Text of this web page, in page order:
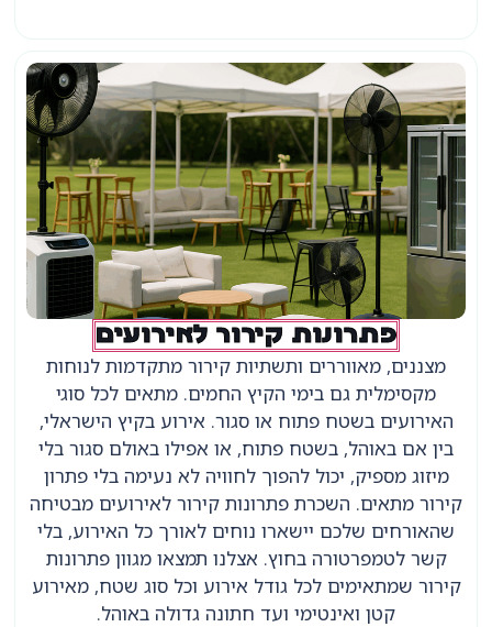
פתרונות קירור לאירועים
מצננים, מאווררים ותשתיות קירור מתקדמות לנוחות
מקסימלית גם בימי הקיץ החמים. מתאים לכל סוגי
האירועים בשטח פתוח או סגור. אירוע בקיץ הישראלי,
בין אם באוהל, בשטח פתוח, או אפילו באולם סגור בלי
מיזוג מספיק, יכול להפוך לחוויה לא נעימה בלי פתרון
קירור מתאים. השכרת פתרונות קירור לאירועים מבטיחה
שהאורחים שלכם יישארו נוחים לאורך כל האירוע, בלי
קשר לטמפרטורה בחוץ. אצלנו תמצאו מגוון פתרונות
קירור שמתאימים לכל גודל אירוע וכל סוג שטח, מאירוע
קטן ואינטימי ועד חתונה גדולה באוהל.